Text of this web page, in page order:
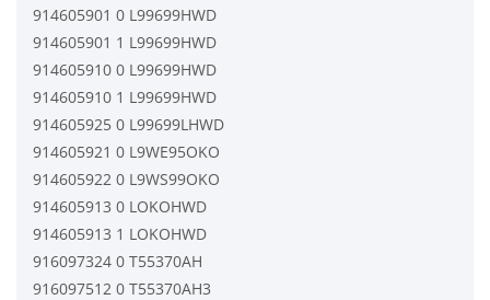
914605901 0 L99699HWD
914605901 1 L99699HWD
914605910 0 L99699HWD
914605910 1 L99699HWD
914605925 0 L99699LHWD
914605921 0 L9WE95OKO
914605922 0 L9WS99OKO
914605913 0 LOKOHWD
914605913 1 LOKOHWD
916097324 0 T55370AH
916097512 0 T55370AH3